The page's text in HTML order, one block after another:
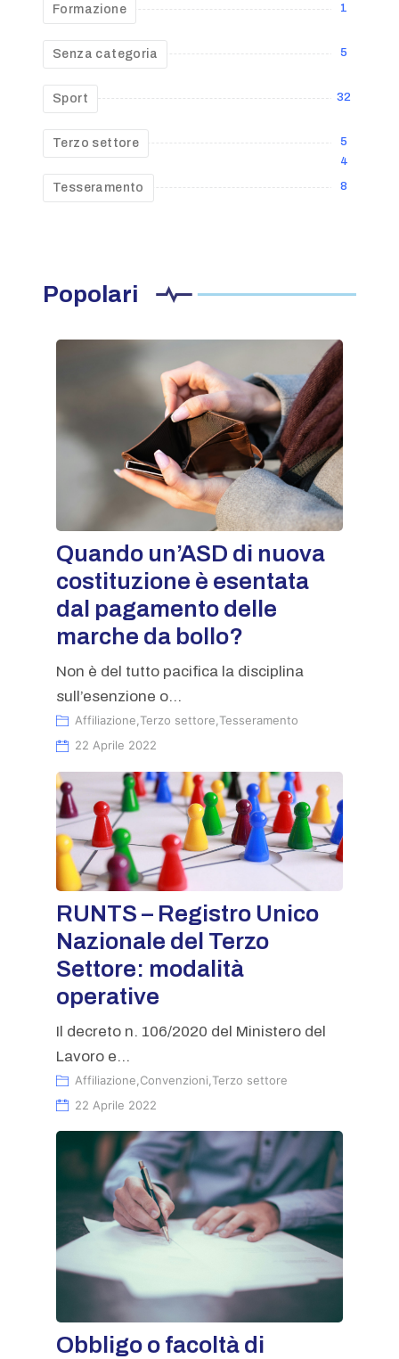
Formazione 1
Senza categoria 5
Sport 32
Terzo settore
5
4
Tesseramento 8
Popolari
Quando un’ASD di nuova
costituzione è esentata
dal pagamento delle
marche da bollo?
Non è del tutto pacifica la disciplina
sull’esenzione o...
Affiliazione Terzo settore Tesseramento
22 Aprile 2022
RUNTS – Registro Unico
Nazionale del Terzo
Settore: modalità
operative
Il decreto n. 106/2020 del Ministero del
Lavoro e...
Affiliazione Convenzioni Terzo settore
22 Aprile 2022
Obbligo o facoltà di